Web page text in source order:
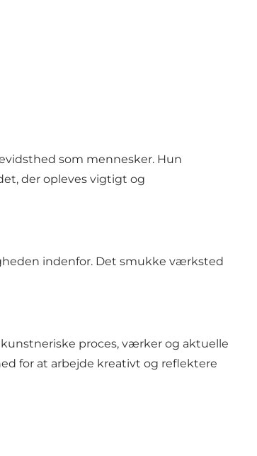
som mennesker. Hun
der opleves vigtigt og
indenfor. Det smukke værksted
proces, værker og aktuelle
for at arbejde kreativt og reflektere